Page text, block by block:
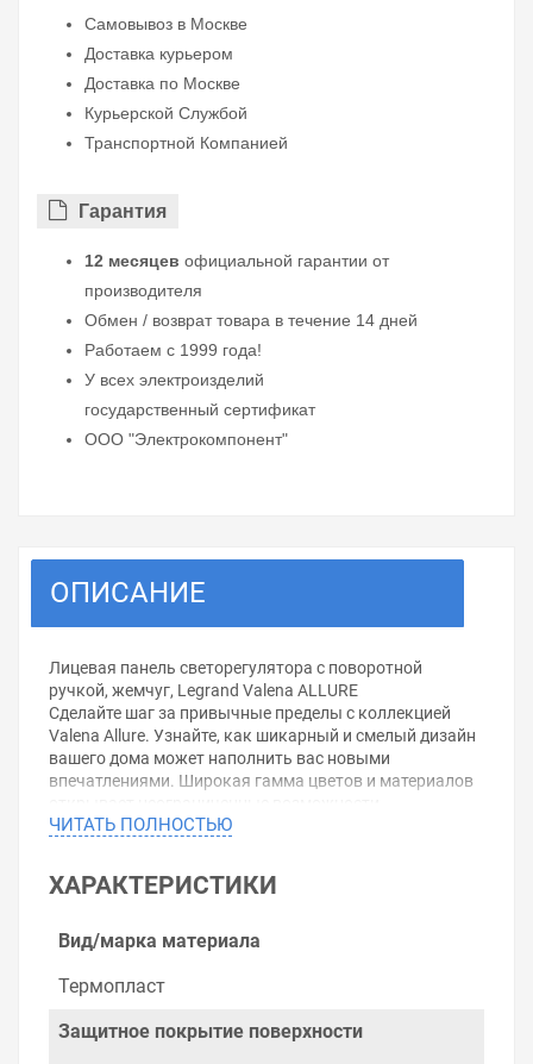
Самовывоз в Москве
Доставка курьером
Доставка по Москве
Курьерской Службой
Транспортной Компанией
Гарантия
12 месяцев официальной гарантии от
производителя
Обмен / возврат товара в течение 14 дней
Работаем с 1999 года!
У всех электроизделий
государственный сертификат
ООО "Электрокомпонент"
ОПИСАНИЕ
Лицевая панель светорегулятора с поворотной
ручкой, жемчуг, Legrand Valena ALLURE
Сделайте шаг за привычные пределы с коллекцией
Valena Allure. Узнайте, как шикарный и смелый дизайн
вашего дома может наполнить вас новыми
впечатлениями. Широкая гамма цветов и материалов
самовыражения.
функций, делающих ваш дом комфортным,
безопасным и экологичным.
ожидания благодаря трем типам рамок с широкой
конструкторе:Светорегулятор поворотный 300 Вт
ЧИТАТЬ ПОЛНОСТЬЮ
ХАРАКТЕРИСТИКИ
Вид/марка материала
Термопласт
Защитное покрытие поверхности